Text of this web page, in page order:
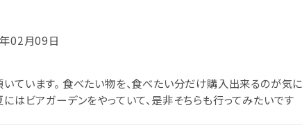
02月09日
ています。 食べたい物を、食べたい分だけ購入出来るのが気
にはビアガーデンをやっていて、是非そちらも行ってみたいです